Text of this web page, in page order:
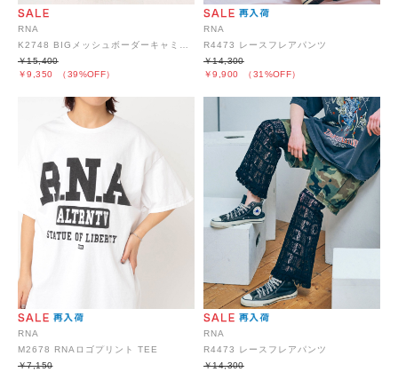
RNA
￥9,350 （39%OFF）
￥15,400
RNA
R4473 レースフレアパンツ
￥9,900 （31%OFF）
￥14,300
RNA
M2678 RNAロゴプリント TEE
￥7,150
RNA
R4473 レースフレアパンツ
￥14,300